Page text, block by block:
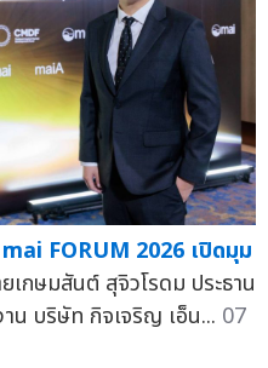
FORUM 2026 เปิดมุม
กษมสันต์ สุจิวโรดม ประธาน
น บริษัท กิจเจริญ เอ็น... 07